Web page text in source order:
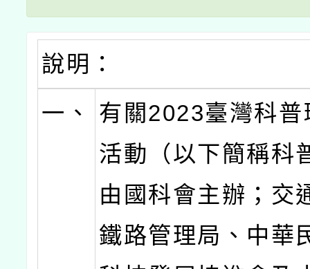
說明：
一、
有關2023臺灣科普
活動（以下簡稱科
由國科會主辦；交
鐵路管理局、中華